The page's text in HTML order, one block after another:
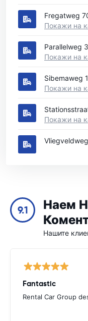
Fregatweg
Покажи на
Parallelweg
Покажи на
Sibemaweg 1
Покажи на
Покажи на
9.1
Наем
Нашите
Fantastic
Rental Car Group